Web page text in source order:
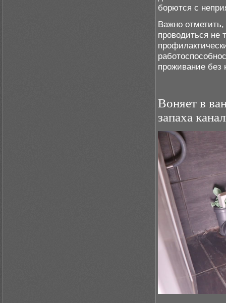
борются с
Важно
проводиться не
проживание без
Воняет в
запаха